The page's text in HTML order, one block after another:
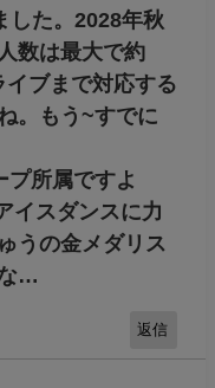
ん。
返信
するのかな
、大林組が京都
した。2028年秋
数は最大で約